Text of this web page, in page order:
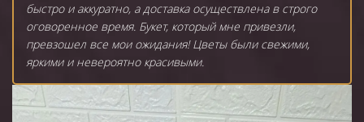
быстро и аккуратно, а доставка осуществлена в строго
оговоренное время. Букет, который мне привезли,
превзошел все мои ожидания! Цветы были свежими,
яркими и невероятно красивыми.